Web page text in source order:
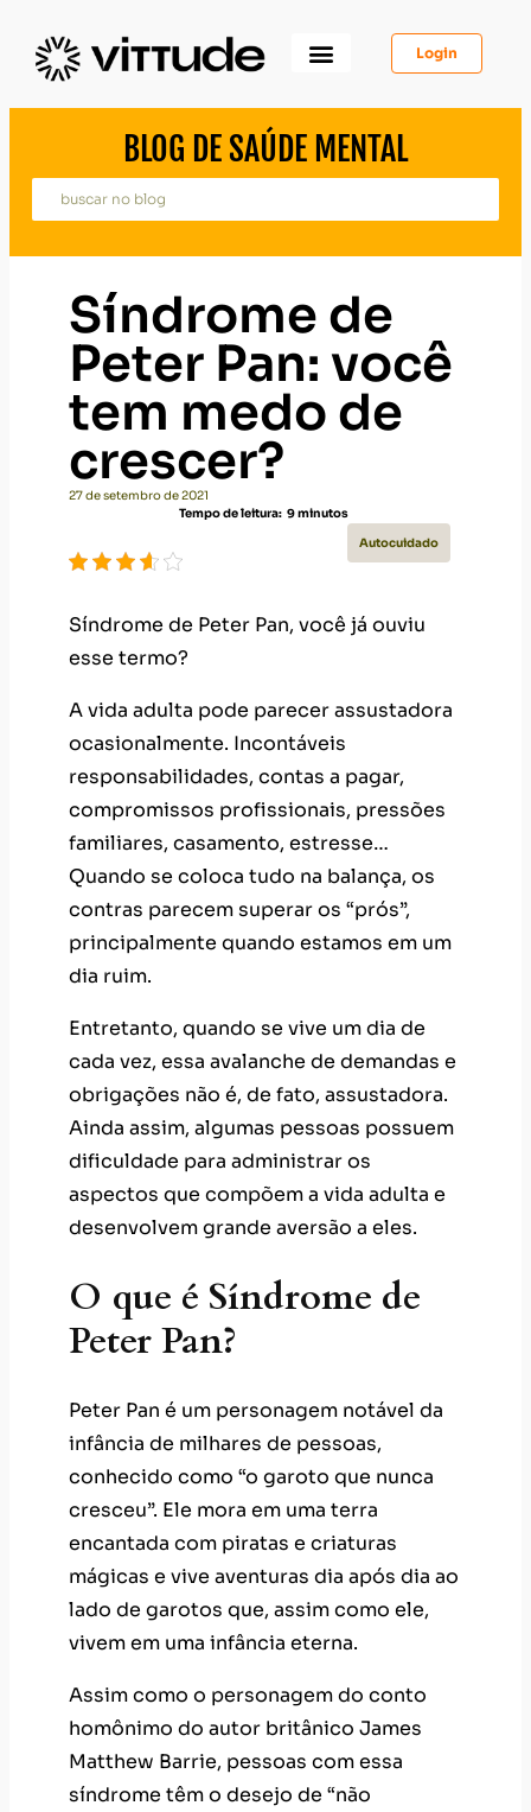
Login
BLOG DE SAÚDE MENTAL
Síndrome de
Peter Pan: você
tem medo de
crescer?
27 de setembro de 2021
Tempo de leitura: 9minutos
Autocuidado
Síndrome de Peter Pan, você já ouviu
esse termo?
A vida adulta pode parecer assustadora
ocasionalmente. Incontáveis
responsabilidades, contas a pagar,
compromissos profissionais, pressões
familiares, casamento, estresse…
Quando se coloca tudo na balança, os
contras parecem superar os “prós”,
principalmente quando estamos em um
dia ruim.
Entretanto, quando se vive um dia de
cada vez, essa avalanche de demandas e
obrigações não é, de fato, assustadora.
Ainda assim, algumas pessoas possuem
dificuldade para administrar os
aspectos que compõem a vida adulta e
desenvolvem grande aversão a eles.
O que é Síndrome de
Peter Pan?
Peter Pan é um personagem notável da
infância de milhares de pessoas,
conhecido como “o garoto que nunca
cresceu”. Ele mora em uma terra
encantada com piratas e criaturas
mágicas e vive aventuras dia após dia ao
lado de garotos que, assim como ele,
vivem em uma infância eterna.
Assim como o personagem do conto
homônimo do autor britânico James
Matthew Barrie, pessoas com essa
síndrome têm o desejo de “não